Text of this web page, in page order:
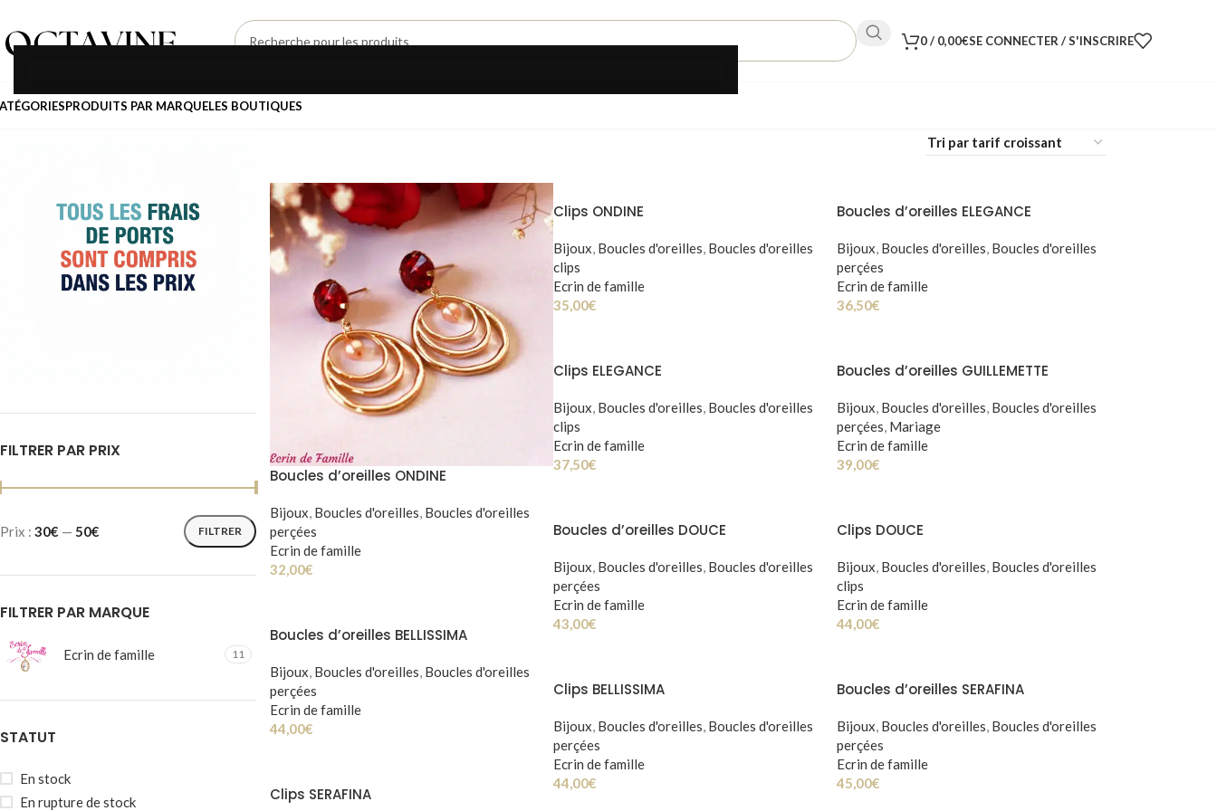
0/ 0,00€SE CONNECTER / S'INSCRIRE
PRODUITS PAR MARQUELES BOUTIQUES
FILTRER PAR PRIX
FILTRER
Prix : 30€ — 50€
FILTRER PAR MARQUE
Ecrin de famille 11
STATUT
En stock
En rupture de stock
Boucles d’oreilles ONDINE
Bijoux, Boucles d'oreilles, Boucles d'oreilles
perçées
Ecrin de famille
32,00€
Clips ONDINE
Bijoux, Boucles d'oreilles, Boucles d'oreilles
clips
Ecrin de famille
35,00€
Boucles d’oreilles ELEGANCE
Bijoux, Boucles d'oreilles, Boucles d'oreilles
perçées
Ecrin de famille
36,50€
Clips ELEGANCE
Bijoux, Boucles d'oreilles, Boucles d'oreilles
clips
Ecrin de famille
37,50€
Boucles d’oreilles GUILLEMETTE
Bijoux, Boucles d'oreilles, Boucles d'oreilles
perçées, Mariage
Ecrin de famille
39,00€
Boucles d’oreilles DOUCE
Bijoux, Boucles d'oreilles, Boucles d'oreilles
perçées
Ecrin de famille
43,00€
Clips DOUCE
Bijoux, Boucles d'oreilles, Boucles d'oreilles
clips
Ecrin de famille
44,00€
Boucles d’oreilles BELLISSIMA
Bijoux, Boucles d'oreilles, Boucles d'oreilles
perçées
Ecrin de famille
44,00€
Clips BELLISSIMA
Bijoux, Boucles d'oreilles, Boucles d'oreilles
perçées
Ecrin de famille
44,00€
Boucles d’oreilles SERAFINA
Bijoux, Boucles d'oreilles, Boucles d'oreilles
perçées
Ecrin de famille
45,00€
Clips SERAFINA